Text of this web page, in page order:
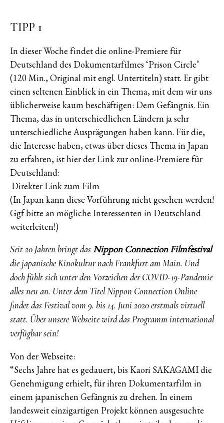
TIPP 1
In dieser Woche findet die online-Premiere für
Deutschland des Dokumentarfilmes ‘Prison Circle’
(120 Min., Original mit engl. Untertiteln) statt. Er gibt
einen seltenen Einblick in ein Thema, mit dem wir uns
üblicherweise kaum beschäftigen: Dem Gefängnis. Ein
Thema, das in unterschiedlichen Ländern ja sehr
unterschiedliche Ausprägungen haben kann. Für die,
die Interesse haben, etwas über dieses Thema in Japan
zu erfahren, ist hier der Link zur online-Premiere für
Deutschland:
Direkter Link zum Film
(In Japan kann diese Vorführung nicht gesehen werden!
Ggf bitte an mögliche Interessenten in Deutschland
weiterleiten!)
Seit 20 Jahren bringt dasNippon Connection Filmfestival
die japanische Kinokultur nach Frankfurt am Main. Und
doch fühlt sich unter den Vorzeichen der COVID-19-Pandemie
alles neu an. Unter dem Titel Nippon Connection Online
findet das Festival vom 9. bis 14. Juni 2020 erstmals virtuell
statt. Über unsere Webseite wird das Programm international
verfügbar sein!
Von der Webseite:
“Sechs Jahre hat es gedauert, bis Kaori SAKAGAMI die
Genehmigung erhielt, für ihren Dokumentarfilm in
einem japanischen Gefängnis zu drehen. In einem
landesweit einzigartigen Projekt können ausgesuchte